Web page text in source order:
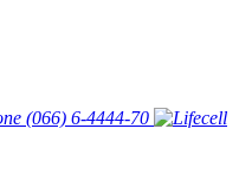
(066) 6-4444-70